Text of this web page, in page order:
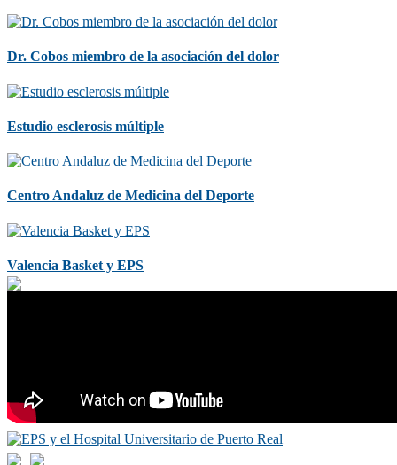
Dr. Cobos miembro de la asociación del dolor
Estudio esclerosis múltiple
Centro Andaluz de Medicina del Deporte
Valencia Basket y EPS
Villarreal C.F.